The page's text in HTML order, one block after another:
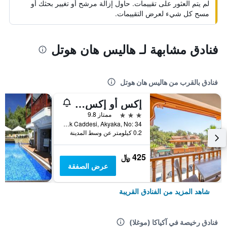
لم يتم العثور على تقييمات. حاول إزالة مرشح أو تغيير بحثك أو
مسح كل شيء لعرض التقييمات.
فنادق مشابهة لـ هاليس هان هوتل
فنادق بالقرب من هاليس هان هوتل
إكس أو إكس أبارت هوتل
3 نجوم
ممتاز 9.8
Ataturk Caddesi, Akyaka, No: 34, آكياكا (موغلا), تركيا
0.2 كيلومتر عن وسط المدينة
425 ﷼
عرض الصفقة
شاهد المزيد من الفنادق القريبة
فنادق رخيصة في آكياكا (موغلا)